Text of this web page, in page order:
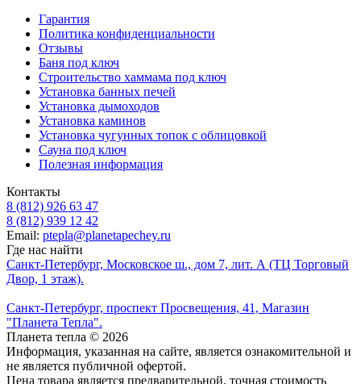
Гарантия
Политика конфиденциальности
Отзывы
Баня под ключ
Строительство хаммама под ключ
Установка банных печей
Установка дымоходов
Установка каминов
Установка чугунных топок с облицовкой
Сауна под ключ
Полезная информация
Контакты
8 (812) 926 63 47
8 (812) 939 12 42
Email: ptepla@planetapechey.ru
Где нас найти
Санкт-Петербург, Московское ш., дом 7, лит. А (ТЦ Торговый
Двор, 1 этаж).
Санкт-Петербург, проспект Просвещения, 41, Магазин
"Планета Тепла".
Планета тепла © 2026
Информация, указанная на сайте, является ознакомительной и
не является публичной офертой.
Цена товара является предварительной, точная стоимость